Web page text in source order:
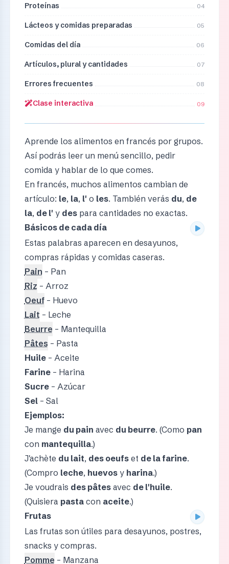
Proteínas 04
Lácteos y comidas preparadas 05
Comidas del día 06
Artículos, plural y cantidades 07
Errores frecuentes 08
Clase interactiva 09
Aprende los alimentos en francés por grupos.
Así podrás leer un menú sencillo, pedir
comida y hablar de lo que comes.
En francés, muchos alimentos cambian de
artículo: le, la, l' o les. También verás du, de
la, de l' y despara cantidades no exactas.
Básicos de cada día
Estas palabras aparecen en desayunos,
compras rápidas y comidas caseras.
Pain – Pan
Riz – Arroz
Oeuf– Huevo
Lait – Leche
Beurre – Mantequilla
Pâtes – Pasta
Huile– Aceite
Farine– Harina
Sucre– Azúcar
Sel– Sal
Ejemplos:
Je mange du pain avec du beurre. (Como pan
con mantequilla.)
J'achète du lait, des oeufset de la farine.
(Compro leche, huevosy harina.)
Je voudrais des pâtesavec de l'huile.
(Quisiera pastacon aceite.)
Frutas
Las frutas son útiles para desayunos, postres,
snacks y compras.
Pomme – Manzana